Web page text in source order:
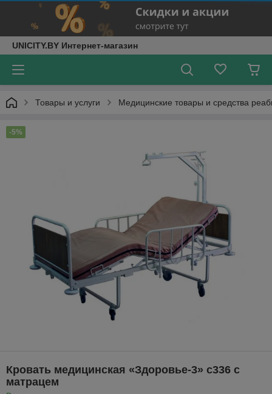
UNICITY.BY Интернет-магазин
Товары и услуги Медицинские товары и средства
-5%
Кровать медицинская «Здоровье-3» с336 с
матрацем